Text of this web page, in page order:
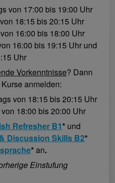
von 17:00 bis 19:00 Uhr
18:15 bis 20:15 Uhr
16:00 bis 18:00 Uhr
16:00 bis 19:15 Uhr und
Uhr
Vorkenntnisse? Dann
anmelden:
von 18:15 bis 20:15 Uhr
18:00 bis 20:00 Uhr
Refresher B1* und
Discussion Skills B2*
*an.
Einstufung